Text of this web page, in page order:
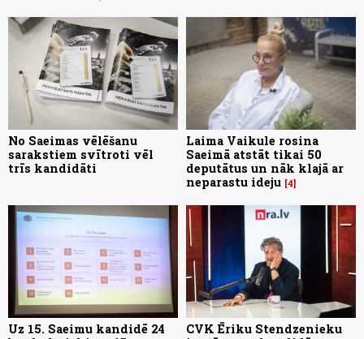
No Saeimas vēlēšanu
sarakstiem svītroti vēl
trīs kandidāti
Laima Vaikule rosina
Saeimā atstāt tikai 50
deputātus un nāk klajā ar
neparastu ideju 4
Uz 15. Saeimu kandidē 24
CVK Ēriku Stendzenieku